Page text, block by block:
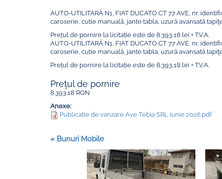
AUTO-UTILITARĂ N1, FIAT DUCATO CT 77 AVE, nr.
caroserie, cutie manuală, jante tabla, uzură avansată
Prețul de pornire la licitație este de 8.393,18 lei + T.V.A.
AUTO-UTILITARĂ N1, FIAT DUCATO CT 77 AVE, nr.
caroserie, cutie manuală, jante tabla, uzură avansată
Prețul de pornire la licitație este de 8.393,18 lei + T.V.A.
Preţul de pornire
8.393,18 RON
Anexe:
Publicatie de vanzare Ave Tebia SRL Iunie 2026.pdf
« Bunuri Mobile